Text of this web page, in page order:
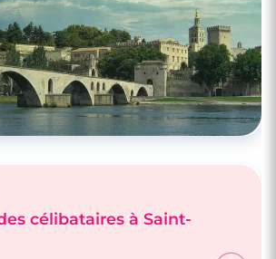
célibataires à Saint-